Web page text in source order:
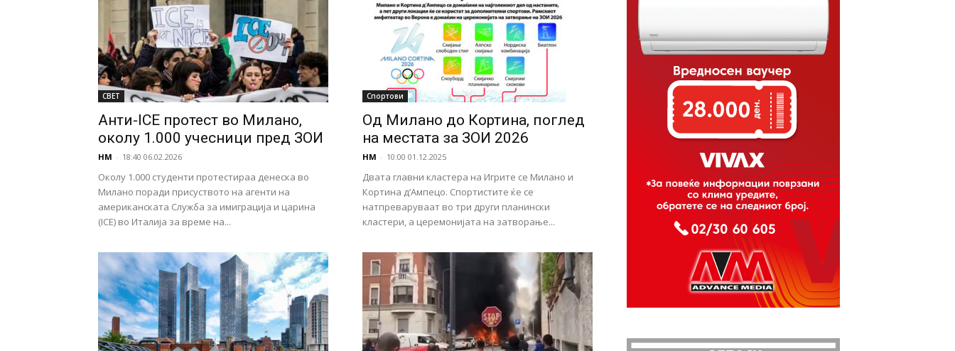
СВЕТ
Анти-ICE протест во Милано,
околу 1.000 учесници пред ЗОИ
НМ - 18:40 06.02.2026
Околу 1.000 студенти протестираа денеска во
Милано поради присуството на агенти на
американската Служба за имиграција и царина
(ICE) во Италија за време на...
Спортови
Од Милано до Кортина, поглед
на местата за ЗОИ 2026
НМ - 10:00 01.12.2025
Двата главни кластера на Игрите се Милано и
Кортина д’Ампецо. Спортистите ќе се
натпреваруваат во три други планински
кластери, а церемонијата на затворање...